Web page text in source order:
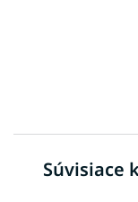
Súvisiace